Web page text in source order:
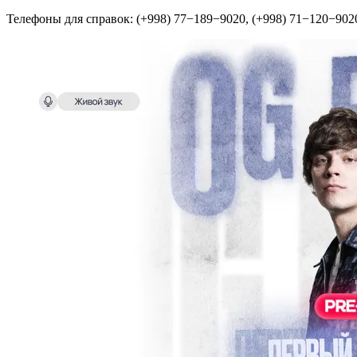
Телефоны для справок: (+998) 77−189−9020, (+998)